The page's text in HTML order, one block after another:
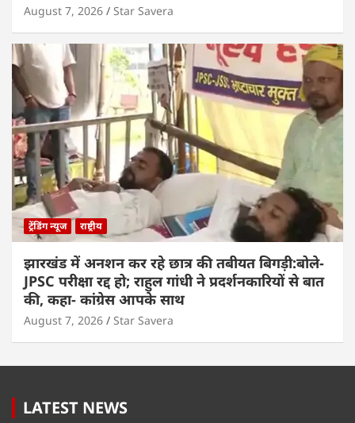
August 7, 2026 Star Savera
ट्रेंडिंग न्यूज राष्ट्रीय
झारखंड में अनशन कर रहे छात्र की तबीयत बिगड़ी:बोले-
JPSC परीक्षा रद्द हो; राहुल गांधी ने प्रदर्शनकारियों से बात
की, कहा- कांग्रेस आपके साथ
August 7, 2026 Star Savera
LATEST NEWS